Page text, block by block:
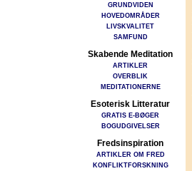
GRUNDVIDEN
HOVEDOMRÅDER
LIVSKVALITET
SAMFUND
Skabende Meditation
ARTIKLER
OVERBLIK
MEDITATIONERNE
Esoterisk Litteratur
GRATIS E-BØGER
BOGUDGIVELSER
Fredsinspiration
ARTIKLER OM FRED
KONFLIKTFORSKNING